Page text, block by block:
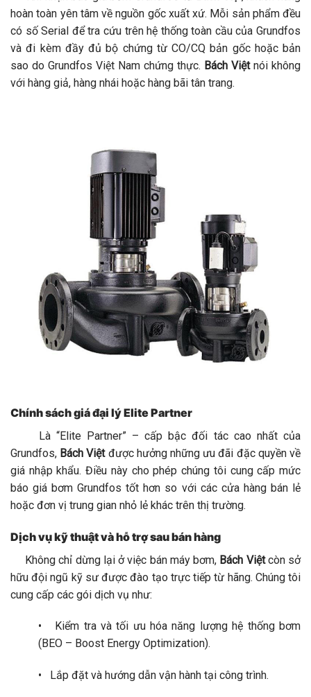
hoàn toàn yên tâm về nguồn gốc xuất xứ. Mỗi sản phẩm đều
có số Serial để tra cứu trên hệ thống toàn cầu của Grundfos
và đi kèm đầy đủ bộ chứng từ CO/CQ bản gốc hoặc bản
sao do Grundfos Việt Nam chứng thực. Bách Việtnói không
với hàng giả, hàng nhái hoặc hàng bãi tân trang.
Chính sách giá đại lýElite Partner
Là “Elite Partner” – cấp bậc đối tác cao nhất của
Grundfos, Bách Việtđược hưởng những ưu đãi đặc quyền về
giá nhập khẩu. Điều này cho phép chúng tôi cung cấp mức
báo giá bơm Grundfos tốt hơn so với các cửa hàng bán lẻ
hoặc đơn vị trung gian nhỏ lẻ khác trên thị trường.
Dịch vụ kỹ thuật và hỗ trợ sau bán hàng
Không chỉ dừng lại ở việc bán máy bơm, Bách Việtcòn sở
hữu đội ngũ kỹ sư được đào tạo trực tiếp từ hãng. Chúng tôi
cung cấp các gói dịch vụ như:
• Kiểm tra và tối ưu hóa năng lượng hệ thống bơm
(BEO – Boost Energy Optimization).
• Lắp đặt và hướng dẫn vận hành tại công trình.